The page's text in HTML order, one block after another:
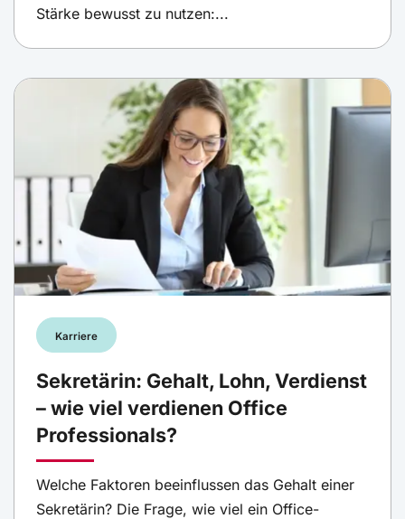
Stärke bewusst zu nutzen:...
Karriere
Sekretärin: Gehalt, Lohn, Verdienst
– wie viel verdienen Office
Professionals?
Welche Faktoren beeinflussen das Gehalt einer
Sekretärin? Die Frage, wie viel ein Office-